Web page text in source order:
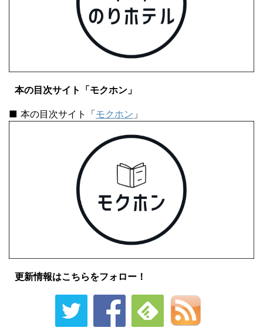
本の目次サイト「モクホン」
■ 本の目次サイト「モクホン 」
更新情報はこちらをフォロー！